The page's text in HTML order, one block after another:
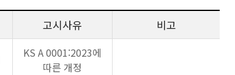
고시사유 비고
KS A 0001:2023에
따른 개정